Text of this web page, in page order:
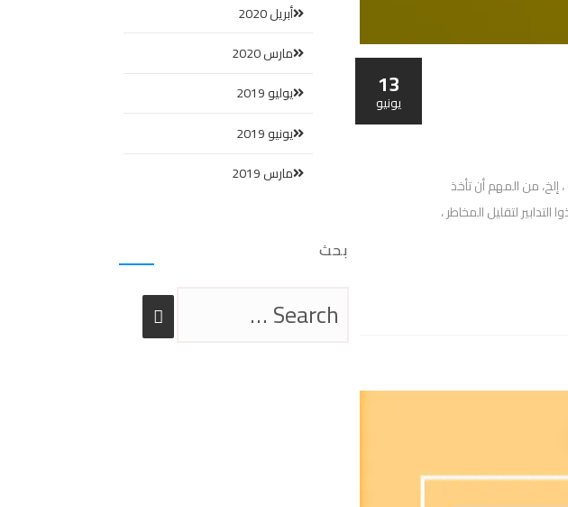
من المهم أن تأخذ
لتقليل المخاطر ،
13
يونيو
أبريل 2020
مارس 2020
يوليو 2019
يونيو 2019
مارس 2019
بحث